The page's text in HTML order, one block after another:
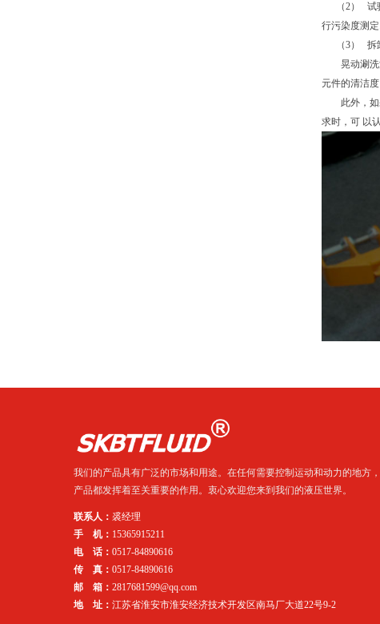
（2） 试验
行污染度测定
（3） 拆卸
晃动涮洗法
元件的清洁
此外，如果
求时，可 以
我们的产品具有广泛的市场和用途。在任何需要控制运动和动力的地方
产品都发挥着至关重要的作用。衷心欢迎您来到我们的液压世界。
联系人： 裘经理
手 机： 15365915211
电 话： 0517-84890616
传 真： 0517-84890616
邮 箱： 2817681599@qq.com
地 址： 江苏省淮安市淮安经济技术开发区南马厂大道22号9-2